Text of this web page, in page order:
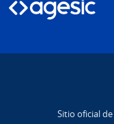
Sitio oficial